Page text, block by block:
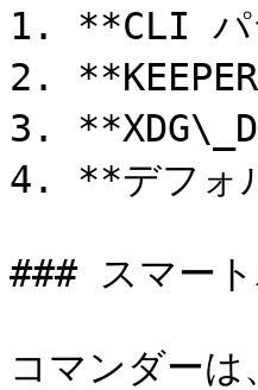
1. **CLI
2.
3.
4. **デフォ
### スマー
コマンダー